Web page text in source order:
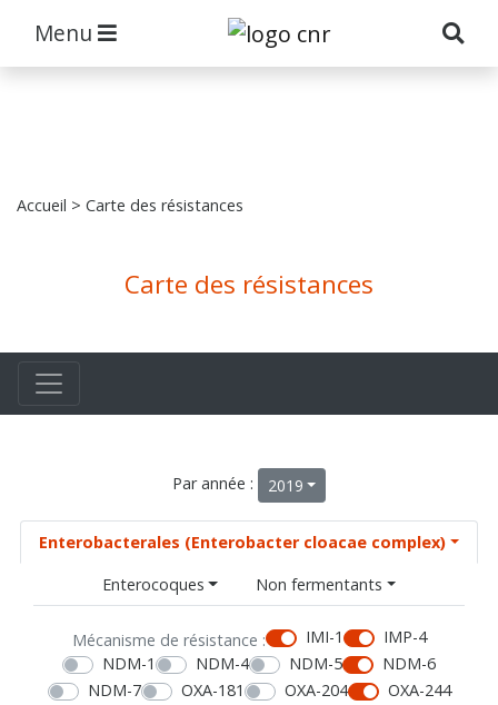
Menu
Accueil > Carte des résistances
Carte des résistances
Par année : 2019
Enterobacterales (Enterobacter cloacae complex)
Enterocoques
Non fermentants
Mécanisme de résistance : IMI-1
IMP-4
NDM-1
NDM-4 NDM-5
NDM-6
NDM-7
OXA-181 OXA-204
OXA-244